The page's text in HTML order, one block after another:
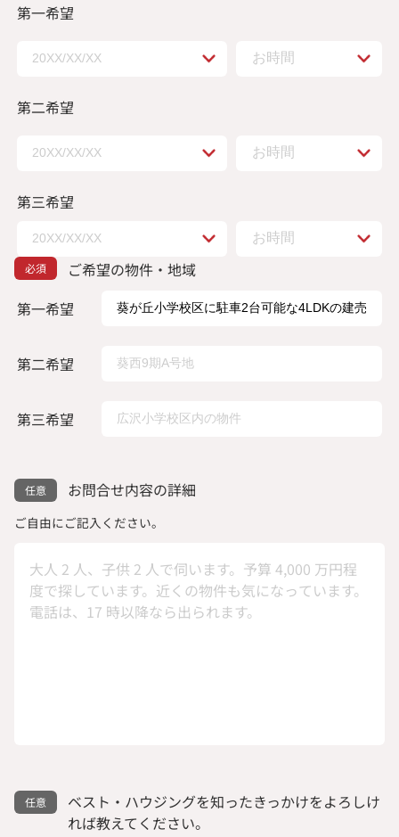
第一希望
第二希望
第三希望
ご希望の物件・地域
第一希望
第二希望
第三希望
お問合せ内容の詳細
ご自由にご記入ください。
ベスト・ハウジングを知ったきっかけをよろしけ
れば教えてください。